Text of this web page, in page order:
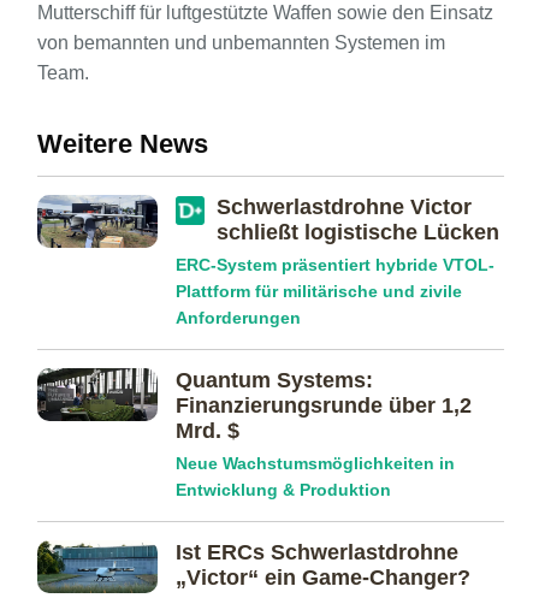
Mutterschiff für luftgestützte Waffen sowie den Einsatz
von bemannten und unbemannten Systemen im
Team.
Weitere News
Schwerlastdrohne Victor
schließt logistische Lücken
ERC-System präsentiert hybride VTOL-
Plattform für militärische und zivile
Anforderungen
Quantum Systems:
Finanzierungs­runde über 1,2
Mrd. $
Neue Wachstumsmöglichkeiten in
Entwicklung & Produktion
Ist ERCs Schwerlast­drohne
„Victor“ ein Game-Changer?